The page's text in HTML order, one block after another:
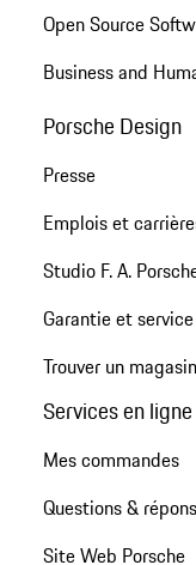
Open Source
Business and
Porsche Design
Presse
Emplois et
Studio F. A.
Garantie et
Trouver un magasin
Services en ligne
Mes commandes
Questions &
Site Web Porsche